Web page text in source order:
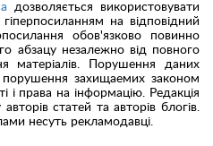
дозволяється використовувати
на відповідний
обов'язково повинно
абзацу незалежно від повного
матеріалів. Порушення даних
захищаемих законом
і права на інформацію. Редакція
статей та авторів блогів.
несуть рекламодавці.